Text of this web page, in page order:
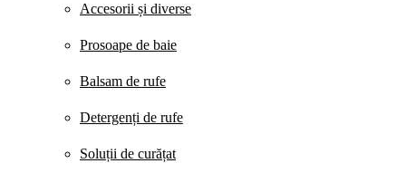
Accesorii și diverse
Prosoape de baie
Balsam de rufe
Detergenți de rufe
Soluții de curățat